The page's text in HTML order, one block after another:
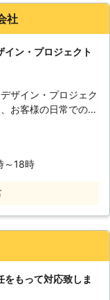
社
イン・プロジェクト
ザイン・プロジェク
お客様の日常でのお
決するサポートをし
な経験と正しい知
きた技術をもとにし
しますのでご安心く
とで何かありました
かありましたら弊社
～18時
もって対応致しま